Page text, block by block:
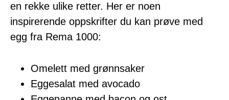
en rekke ulike retter. Her er noen
inspirerende oppskrifter du kan prøve med
egg fra Rema 1000:
Omelett med grønnsaker
Eggesalat med avocado